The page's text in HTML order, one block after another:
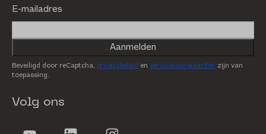
E-mailadres
Aanmelden
Beveiligd door reCaptcha, privacybeleid en servicevoorwaarden zijn van
toepassing.
Volg ons